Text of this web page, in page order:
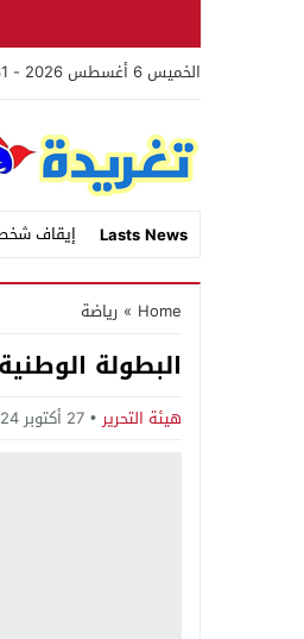
الخميس 6 أغسطس 2026 - 5:31 صباحًا
Lasts News
إيقاف
Stop
Next
Home
» رياضة
البطولة
هيئة التحرير 27 أكتوبر 2024